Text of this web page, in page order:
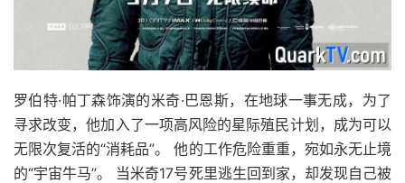
罗伯特·帕丁森饰演的米奇·巴恩斯，在地球一事无成，为了
寻求改变，他加入了一项高风险的星际殖民计划，成为可以
无限次复活的“消耗品”。 他的工作危险重重，宛如永无止境
的“宇宙牛马”。 当米奇17号死里逃生回到家，却发现自己被